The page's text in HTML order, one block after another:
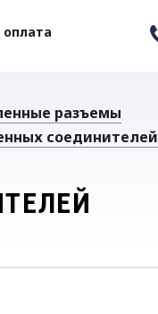
разъемы
соединителей